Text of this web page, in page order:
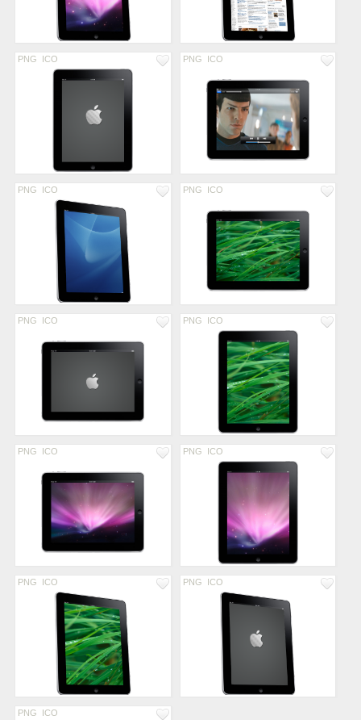
PNG ICO PNG ICO
PNG ICO PNG ICO
PNG ICO PNG ICO
PNG ICO PNG ICO
PNG ICO PNG ICO
PNG ICO